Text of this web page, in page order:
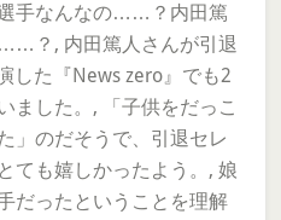
手なんなの……？内田篤
？, 内田篤人さんが引退
した『News zero』でも2
ました。, 「子供をだっこ
」のだそうで、引退セレ
ても嬉しかったよう。, 娘
だったということを理解